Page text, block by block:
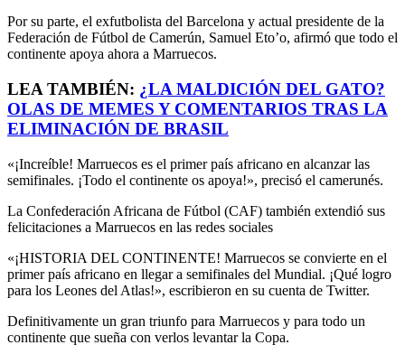
Por su parte, el exfutbolista del Barcelona y actual presidente de la
Federación de Fútbol de Camerún, Samuel Eto’o, afirmó que todo el
continente apoya ahora a Marruecos.
LEA TAMBIÉN: ¿LA MALDICIÓN DEL GATO?
OLAS DE MEMES Y COMENTARIOS TRAS LA
ELIMINACIÓN DE BRASIL
«¡Increíble! Marruecos es el primer país africano en alcanzar las
semifinales. ¡Todo el continente os apoya!», precisó el camerunés.
La Confederación Africana de Fútbol (CAF) también extendió sus
felicitaciones a Marruecos en las redes sociales
«¡HISTORIA DEL CONTINENTE! Marruecos se convierte en el
primer país africano en llegar a semifinales del Mundial. ¡Qué logro
para los Leones del Atlas!», escribieron en su cuenta de Twitter.
Definitivamente un gran triunfo para Marruecos y para todo un
continente que sueña con verlos levantar la Copa.